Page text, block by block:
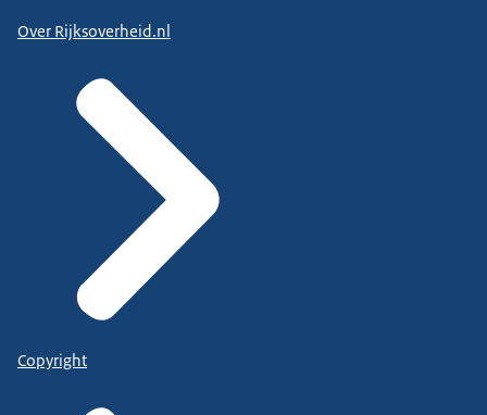
Over Rijksoverheid.nl
Copyright